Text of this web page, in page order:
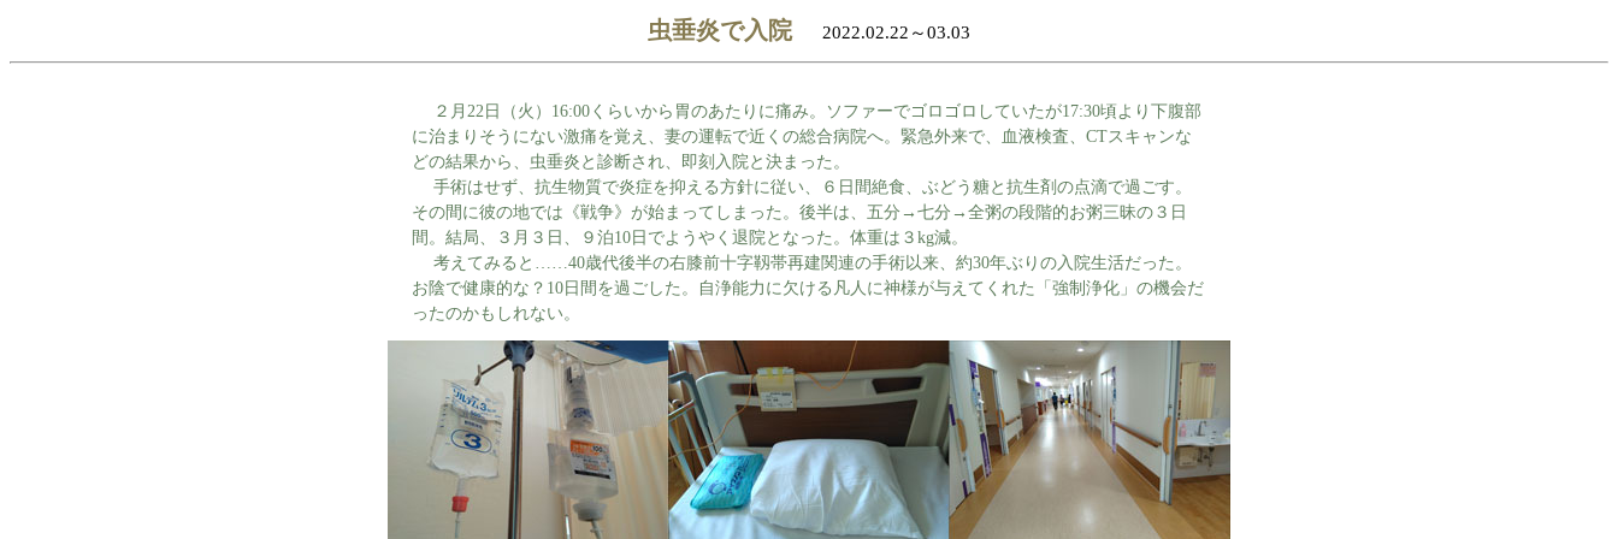
虫垂炎で入院 2022.02.22～03.03
２月22日（火）16:00くらいから胃のあたりに痛み。ソファーでゴロゴロしていたが17:30頃より下腹部
に治まりそうにない激痛を覚え、妻の運転で近くの総合病院へ。緊急外来で、血液検査、CTスキャンな
どの結果から、虫垂炎と診断され、即刻入院と決まった。
手術はせず、抗生物質で炎症を抑える方針に従い、６日間絶食、ぶどう糖と抗生剤の点滴で過ごす。
その間に彼の地では《戦争》が始まってしまった。後半は、五分→七分→全粥の段階的お粥三昧の３日
間。結局、３月３日、９泊10日でようやく退院となった。体重は３kg減。
考えてみると……40歳代後半の右膝前十字靱帯再建関連の手術以来、約30年ぶりの入院生活だった。
お陰で健康的な？10日間を過ごした。自浄能力に欠ける凡人に神様が与えてくれた「強制浄化」の機会だ
ったのかもしれない。